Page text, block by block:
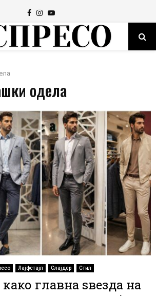
Facebook
Instagram
Youtube
одела
Лајфстајл Слајдер Стил
како главна ѕвезда на